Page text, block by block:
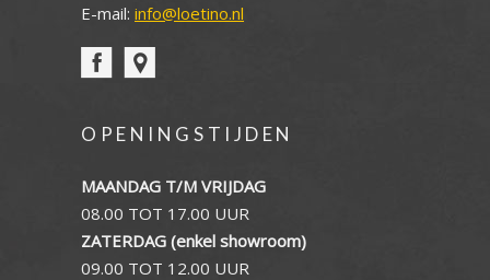
E-mail: info@loetino.nl
OPENINGSTIJDEN
MAANDAG T/M VRIJDAG
08.00 TOT 17.00 UUR
ZATERDAG (enkel showroom)
09.00 TOT 12.00 UUR